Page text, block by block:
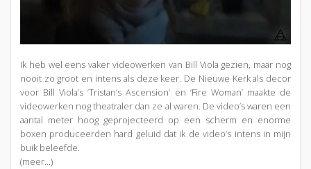
Ik heb wel eens vaker videowerken van Bill Viola gezien, maar nog
nooit zo groot en intens als deze keer. De Nieuwe Kerk als decor
voor Bill Viola’s ‘Tristan’s Ascension’ en ‘Fire Woman’ maakte de
videowerken nog theatraler dan ze al waren. De video’s waren een
aantal meter hoog geprojecteerd op een scherm en enorme
boxen produceerden hard geluid dat ik de video’s intens in mijn
buik beleefde.
(meer…)